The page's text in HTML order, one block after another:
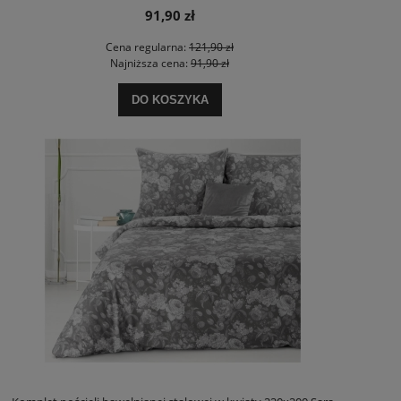
91,90 zł
Cena regularna: 121,90 zł
Najniższa cena: 91,90 zł
DO KOSZYKA